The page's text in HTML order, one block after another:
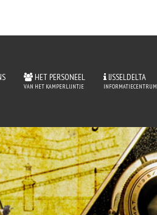
HET PERSONEEL
VAN HET KAMPERLIJNTJE
IJSSELDELTA
INFORMATIECENTRUM